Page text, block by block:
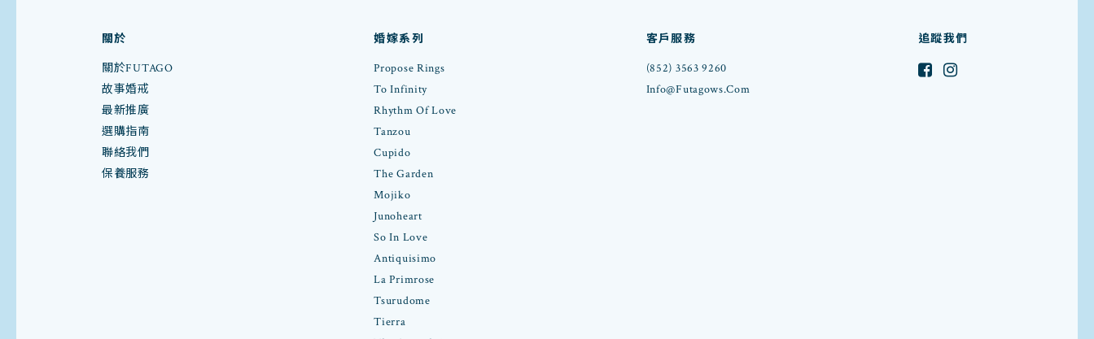
關於 婚嫁系列 客戶服務
追蹤我們
關於FUTAGO
故事婚戒
最新推廣
選購指南
聯絡我們
保養服務
Propose Rings
To Infinity
Rhythm Of Love
Tanzou
Cupido
The Garden
Mojiko
Junoheart
So In Love
Antiquisimo
La Primrose
Tsurudome
Tierra
(852) 3563 9260
Info@futagows.com